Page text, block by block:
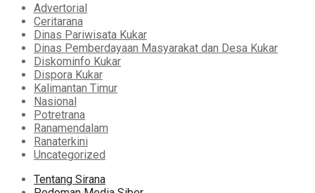
Advertorial
Ceritarana
Dinas Pariwisata Kukar
Dinas Pemberdayaan Masyarakat dan Desa Kukar
Diskominfo Kukar
Dispora Kukar
Kalimantan Timur
Nasional
Potretrana
Ranamendalam
Ranaterkini
Uncategorized
Tentang Sirana